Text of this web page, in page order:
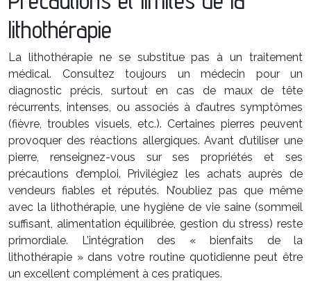
lithothérapie
La lithothérapie ne se substitue pas à un traitement
médical. Consultez toujours un médecin pour un
diagnostic précis, surtout en cas de maux de tête
récurrents, intenses, ou associés à d’autres symptômes
(fièvre, troubles visuels, etc.). Certaines pierres peuvent
provoquer des réactions allergiques. Avant d’utiliser une
pierre, renseignez-vous sur ses propriétés et ses
précautions d’emploi. Privilégiez les achats auprès de
vendeurs fiables et réputés. N’oubliez pas que même
avec la lithothérapie, une hygiène de vie saine (sommeil
suffisant, alimentation équilibrée, gestion du stress) reste
primordiale. L’intégration des « bienfaits de la
lithothérapie » dans votre routine quotidienne peut être
un excellent complément à ces pratiques.